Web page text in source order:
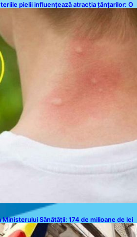
pielii influențează atracția țânțarilor: O
asupra alegerii victimelor
Ministerului Sănătății: 174 de milioane de lei
sistemului sanitar din România